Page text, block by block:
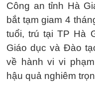
Công an tỉnh Hà
bắt tạm giam 4
tuổi, trú tại TP Hà
Giáo dục và Đào
về hành vi vi
hậu quả nghiêm